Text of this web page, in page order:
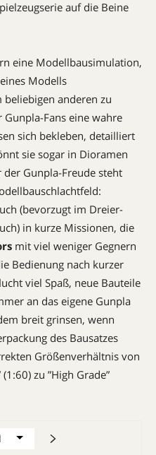
auf die Beine
eine Modellbausimulation,
Modells
anderen zu
Fans eine wahre
sich bekleben, detailliert
sie sogar in Dioramen
Gunpla-Freude steht
(bevorzugt im Dreier-
in kurze Missionen, die
mit viel weniger Gegnern
Bedienung nach kurzer
viel Spaß, neue Bauteile
an das eigene Gunpla
breit grinsen, wenn
des Bausatzes
Größenverhältnis von
zu ”High Grade”